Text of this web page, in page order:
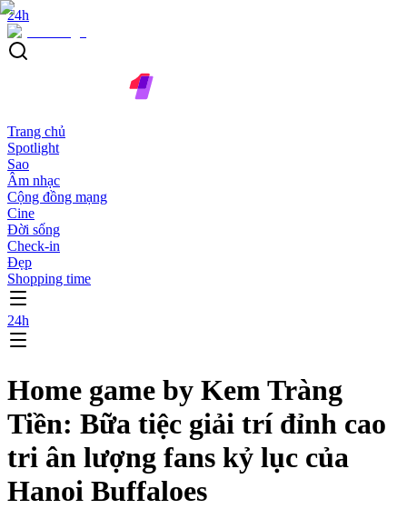
24h
Trang chủ
Spotlight
Sao
Âm nhạc
Cộng đồng mạng
Cine
Đời sống
Check-in
Đẹp
Shopping time
24h
Home game by Kem Tràng
Tiền: Bữa tiệc giải trí đỉnh cao
tri ân lượng fans kỷ lục của
Hanoi Buffaloes